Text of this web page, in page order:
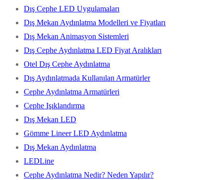
Dış Cephe LED Uygulamaları
Dış Mekan Aydınlatma Modelleri ve Fiyatları
Dış Mekan Animasyon Sistemleri
Dış Cephe Aydınlatma LED Fiyat Aralıkları
Otel Dış Cephe Aydınlatma
Dış Aydınlatmada Kullanılan Armatürler
Cephe Aydınlatma Armatürleri
Cephe Işıklandırma
Dış Mekan LED
Gömme Lineer LED Aydınlatma
Dış Mekan Aydınlatma
LEDLine
Cephe Aydınlatma Nedir? Neden Yapılır?